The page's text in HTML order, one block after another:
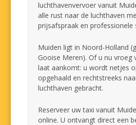
luchthavenvervoer vanuit
alle rust naar de luchthaven
prijsafspraak en professionele
Muiden ligt in Noord-Holland
Gooise Meren). Of u nu vroeg
laat aankomt: u wordt netjes
opgehaald en rechtstreeks
luchthaven gebracht.
Reserveer uw taxi vanuit
online. U ontvangt direct een